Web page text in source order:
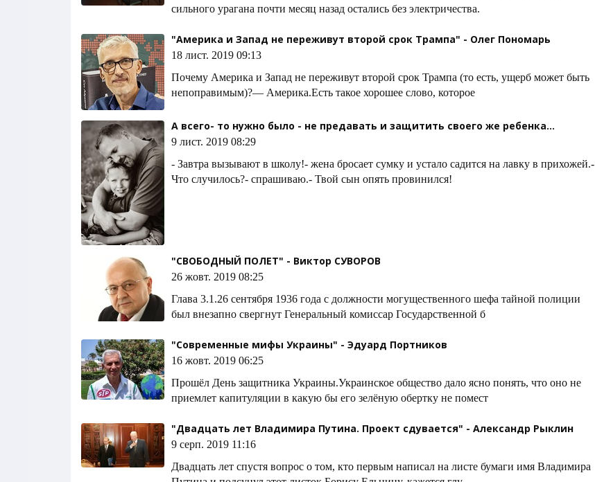
сильного урагана почти месяц назад остались без электричества.
"Америка и Запад не переживут второй срок Трампа" - Олег Пономарь
18 лист. 2019 09:13
Почему Америка и Запад не переживут второй срок Трампа (то есть, ущерб может быть
непоправимым)?— Америка.Есть такое хорошее слово, которое
А всего- то нужно было - не предавать и защитить своего же ребенка...
9 лист. 2019 08:29
- Завтра вызывают в школу!- жена бросает сумку и устало садится на лавку в прихожей.-
Что случилось?- спрашиваю.- Твой сын опять провинился!
"СВОБОДНЫЙ ПОЛЕТ" - Виктор СУВОРОВ
26 жовт. 2019 08:25
Глава 3.1.26 сентября 1936 года с должности могущественного шефа тайной полиции
был внезапно свергнут Генеральный комиссар Государственной б
"Современные мифы Украины" - Эдуард Портников
16 жовт. 2019 06:25
Прошёл День защитника Украины.Украинское общество дало ясно понять, что оно не
приемлет капитуляции в какую бы его зелёную обертку не помест
"Двадцать лет Владимира Путина. Проект сдувается" - Александр Рыклин
9 серп. 2019 11:16
Двадцать лет спустя вопрос о том, кто первым написал на листе бумаги имя Владимира